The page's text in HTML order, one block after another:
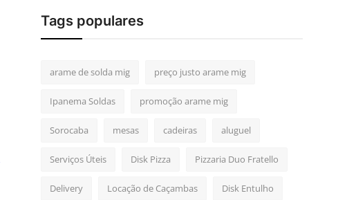
Tags populares
arame de solda mig preço justo arame mig
Ipanema Soldas promoção arame mig
Sorocaba mesas cadeiras aluguel
Serviços Úteis Disk Pizza Pizzaria Duo Fratello
Delivery Locação de Caçambas Disk Entulho